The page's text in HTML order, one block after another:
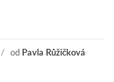
/ od Pavla Růžičková